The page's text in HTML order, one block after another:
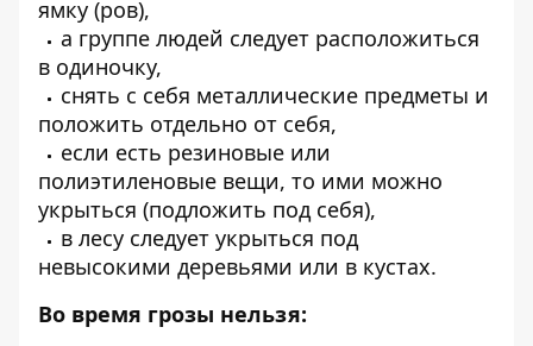
ямку (ров),
а группе людей следует расположиться
в одиночку,
снять с себя металлические предметы и
положить отдельно от себя,
если есть резиновые или
полиэтиленовые вещи, то ими можно
укрыться (подложить под себя),
в лесу следует укрыться под
невысокими деревьями или в кустах.
Во время грозы нельзя: